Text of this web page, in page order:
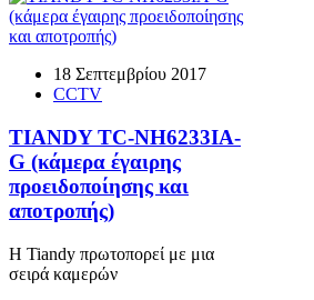
18 Σεπτεμβρίου 2017
CCTV
TIANDY TC-NH6233IA-
G (κάμερα έγαιρης
προειδοποίησης και
αποτροπής)
Η Tiandy πρωτοπορεί με μια
σειρά καμερών